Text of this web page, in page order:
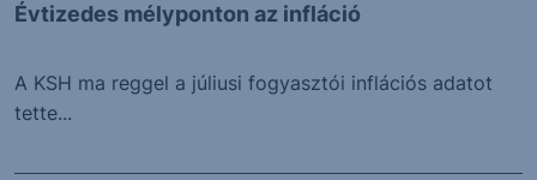
Évtizedes mélyponton az infláció
A KSH ma reggel a júliusi fogyasztói inflációs adatot
tette...